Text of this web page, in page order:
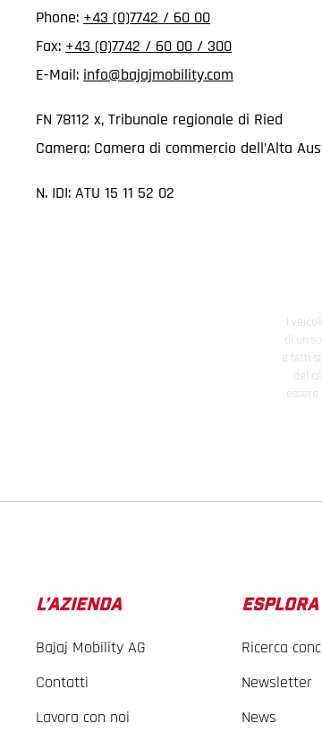
Phone: +43 (0)7742 / 60 00
Fax: +43 (0)7742 / 60 00 / 300
E-Mail: info@bajajmobility.com
FN 78112 x, Tribunale regionale di Ried
Camera: Camera di commercio dell’Alta
N. IDI: ATU 15 11 52 02
I
di un
e fatti
del
L’AZIENDA
Bajaj Mobility AG
Contatti
Lavora con noi
ESPLORA
Ricerca
Newsletter
News